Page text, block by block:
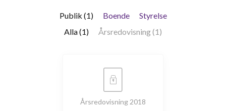
Publik (1) Boende
Styrelse
Alla (1)
Årsredovisning (1)
Årsredovisning 2018